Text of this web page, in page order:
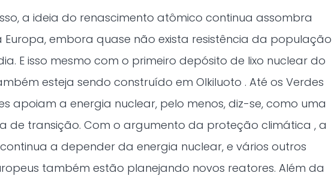
a ideia do renascimento atômico continua assombra
Europa, embora quase não exista resistência da população
E isso mesmo com o primeiro depósito de lixo nuclear do
esteja sendo construído em Olkiluoto . Até os Verdes
apoiam a energia nuclear, pelo menos, diz-se, como uma
de transição. Com o argumento da proteção climática , a
a depender da energia nuclear, e vários outros
também estão planejando novos reatores. Além da